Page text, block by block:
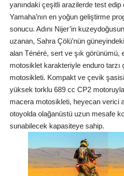
yanındaki çeşitli arazilerde test edip
Yamaha’nın en yoğun geliştirme
sonucu. Adını Nijer’in
uzanan, Sahra Çölü’nün
alan Ténéré, sert ve şık görünümü,
motosiklet karakteriyle enduro tarzı
motosikleti. Kompakt ve çevik
yüksek torklu 689 cc CP2
macera motosikleti, heyecan verici
otoyolda olağanüstü uzun mesafe
sunabilecek kapasiteye sahip.